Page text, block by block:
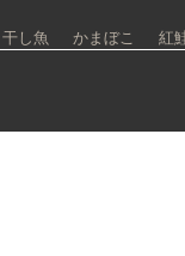
干し魚 かまぼこ 紅